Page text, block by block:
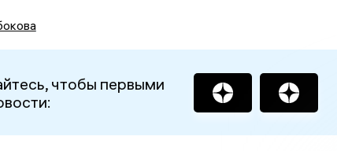
чтобы первыми